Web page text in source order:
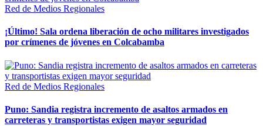
Red de Medios Regionales
¡Último! Sala ordena liberación de ocho militares investigados
por crímenes de jóvenes en Colcabamba
Red de Medios Regionales
Puno: Sandia registra incremento de asaltos armados en
carreteras y transportistas exigen mayor seguridad